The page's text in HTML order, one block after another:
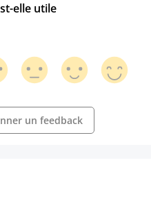
elle utile
un feedback